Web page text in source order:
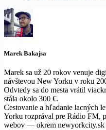
Marek Bakajsa
Marek sa už 20 rokov venuje
návštevou New Yorku v roku
Odvtedy sa do mesta vrátil
stála okolo 300 €.
Cestovanie a hľadanie lacných
Yorku rozprával pre Rádio FM,
webov — okrem newyorkcity.sk